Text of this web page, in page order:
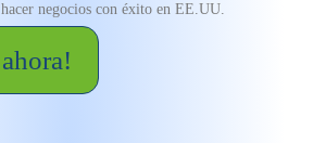
negocios con éxito en EE.UU.